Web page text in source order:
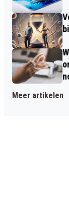
Meer artikelen